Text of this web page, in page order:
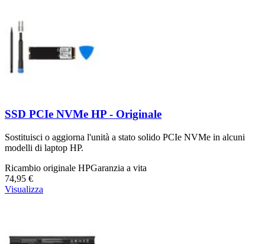
SSD PCIe NVMe HP - Originale
Sostituisci o aggiorna l'unità a stato solido PCIe NVMe in alcuni
modelli di laptop HP.
Ricambio originale HPGaranzia a vita
74,95 €
Visualizza